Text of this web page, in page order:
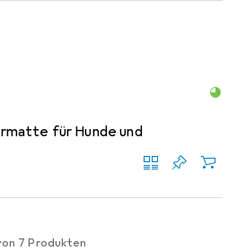
für Hunde und
7 Produkten